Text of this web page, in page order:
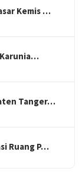
Kemis …
Karunia…
Tanger…
Ruang P…